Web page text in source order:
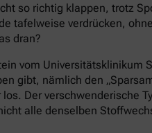
so richtig klappen, trotz
tafelweise verdrücken,
dran?
vom
gibt, nämlich den
Der verschwenderische
alle denselben